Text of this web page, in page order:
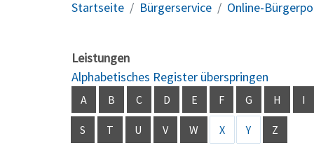
Startseite Bürgerservice Online-
Leistungen
Alphabetisches Register überspringen
A B C D E F G H I
S T U V W X Y Z